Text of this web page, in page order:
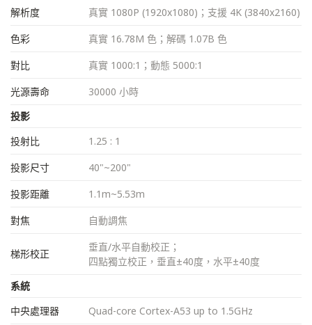
解析度
真實 1080P (1920x1080)；支援 4K (3840x2160)
色彩
真實 16.78M 色；解碼 1.07B 色
對比
真實 1000:1；動態 5000:1
光源壽命
30000 小時
投影
投射比
1.25 : 1
投影尺寸
40"~200"
投影距離
1.1m~5.53m
對焦
自動調焦
梯形校正
垂直/水平自動校正；
四點獨立校正，垂直±40度，水平±40度
系統
中央處理器
Quad-core Cortex-A53 up to 1.5GHz